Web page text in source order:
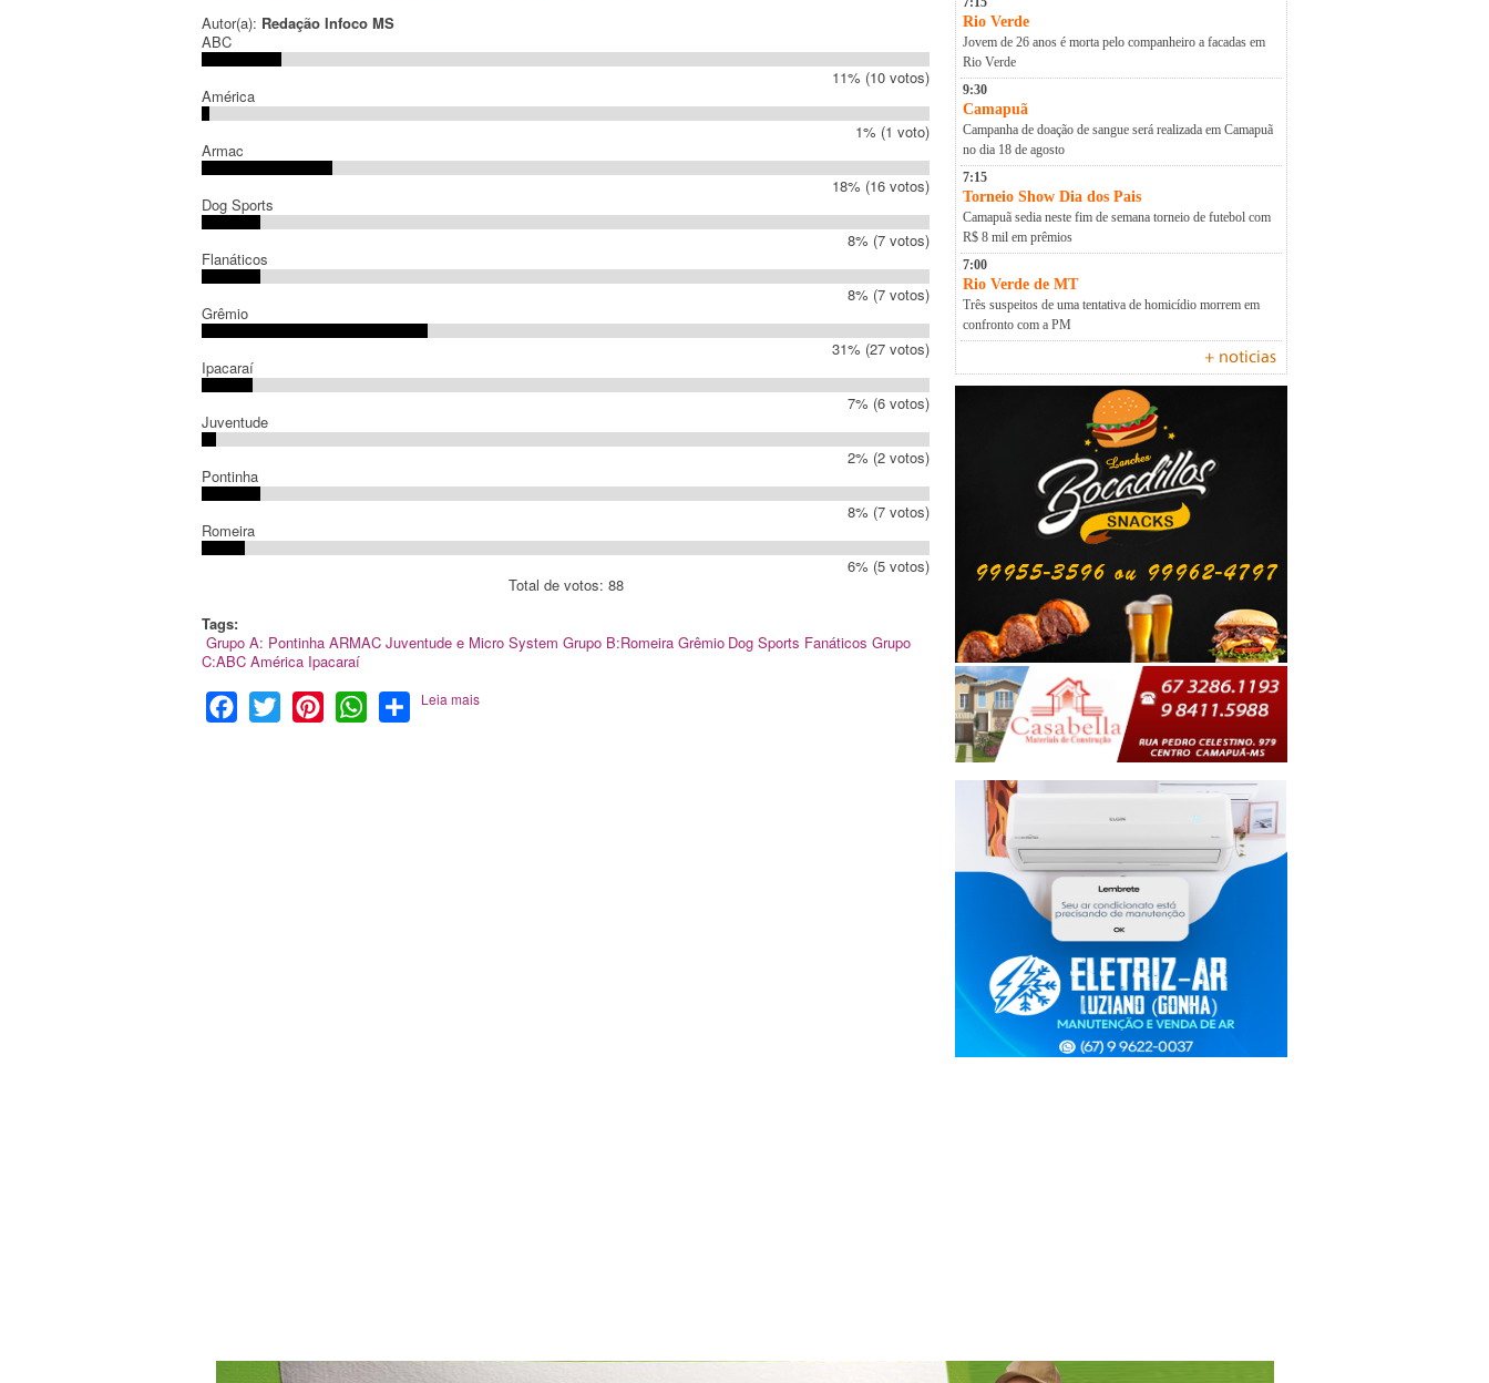
Rio Verde
Jovem de 26 anos é morta pelo companheiro a facadas em
Rio Verde
9:30
Camapuã
Campanha de doação de sangue será realizada em Camapuã
no dia 18 de agosto
7:15
Torneio Show Dia dos Pais
Camapuã sedia neste fim de semana torneio de futebol com
R$ 8 mil em prêmios
7:00
Rio Verde de MT
Três suspeitos de uma tentativa de homicídio morrem em
confronto com a PM
+ noticias
Autor(a): Redação Infoco MS
ABC
11% (10 votos)
América
1% (1 voto)
Armac
18% (16 votos)
Dog Sports
8% (7 votos)
Flanáticos
8% (7 votos)
Grêmio
31% (27 votos)
Ipacaraí
7% (6 votos)
Juventude
2% (2 votos)
Pontinha
8% (7 votos)
Romeira
6% (5 votos)
Total de votos: 88
Tags:
Grupo A: Pontinha ARMAC Juventude e Micro System Grupo B:Romeira Grêmio Dog Sports Fanáticos Grupo
C:ABC América Ipacaraí
Facebook
Twitter PinterestWhatsApp
Share
Leia mais